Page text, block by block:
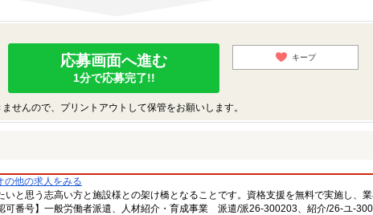
応募画面へ進む
1分で応募完了!!
キープ
せんので、プリントアウトして保管をお願いします。
の他の求人をみる
いと思う志高い方と施設様との架け橋となることです。資格支援を無料で実施し、
可番号】一般労働者派遣、人材紹介・育成事業 派遣/派26-300203、紹介/26-ユ-